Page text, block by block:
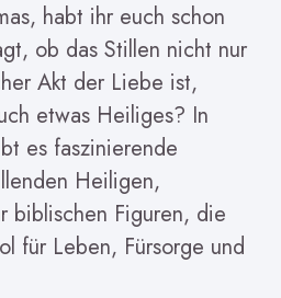
habt ihr euch schon
ob das Stillen nicht nur
Akt der Liebe ist,
etwas Heiliges? In
es faszinierende
Heiligen,
biblischen Figuren, die
für Leben, Fürsorge und